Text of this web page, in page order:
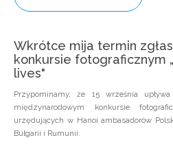
Wkrótce mija termin
konkursie fotograficznym
lives"
Przypominamy, że 15 września
międzynarodowym konkursie
urzędujących w Hanoi ambasadorów
Bułgarii i Rumunii.